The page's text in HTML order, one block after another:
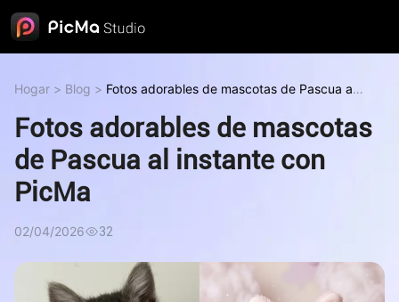
Hogar > Blog > Fotos adorables de mascotas de Pascua al
Fotos adorables de mascotas
de Pascua al instante con
PicMa
02/04/2026 32